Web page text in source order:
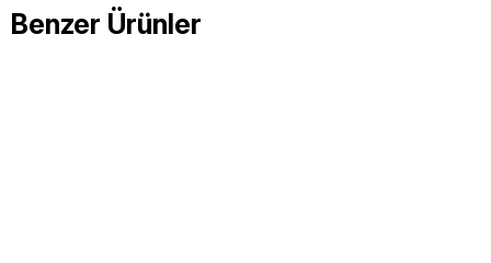
Benzer Ürünler